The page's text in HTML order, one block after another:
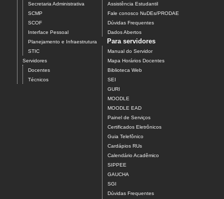
Secretaria Administrativa
SCMP
SCOF
Interface Pessoal
Planejamento e Infraestrutura
STIC
Servidores
Docentes
Técnicos
Assistência Estudantil
Fale conosco NuDEs/PRODAE
Dúvidas Frequentes
Dados Abertos
Para servidores
Manual do Servidor
Mapa Horários Docentes
Biblioteca Web
SEI
GURI
MOODLE
MOODLE EAD
Painel de Serviços
Certificados Eletrônicos
Guia Telefônico
Cardápios RUs
Calendário Acadêmico
SIPPEE
GAUCHA
SGI
Dúvidas Frequentes